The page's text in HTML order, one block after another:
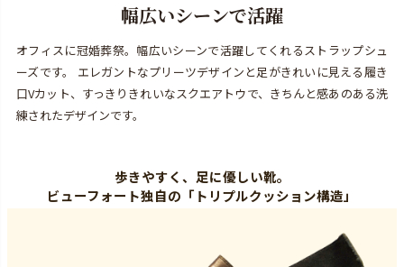
幅広いシーンで活躍
オフィスに冠婚葬祭。幅広いシーンで活躍してくれるストラップシュ
ーズです。 エレガントなプリーツデザインと足がきれいに見える履き
口Vカット、すっきりきれいなスクエアトウで、きちんと感あのある洗
練されたデザインです。
歩きやすく、足に優しい靴。
ビューフォート独自の「トリプルクッション構造」